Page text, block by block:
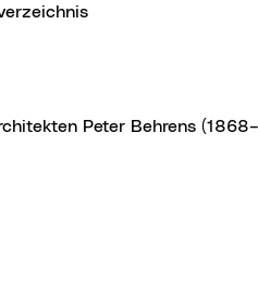
(aktueller Menüpunkt)